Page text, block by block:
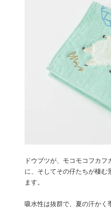
ドウブツが、モコモコフカ
に、そしてその仔たちが棲む
ます。
吸水性は抜群で、夏の汗かく